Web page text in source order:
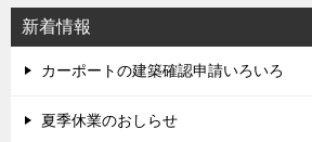
シ
ョ
ン
新着情報
カーポートの建築確認申請いろいろ
夏季休業のおしらせ